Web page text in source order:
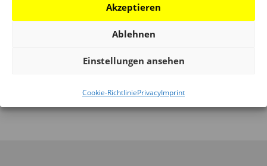
Akzeptieren
Ablehnen
Einstellungen ansehen
Cookie-RichtliniePrivacyImprint
CITY IS SPORTS
PREISVERLEIHUNG UND
AUSSTELLUNGSERÖFFNUNG:
MAX 40 – BDA
ARCHITEKTURPREIS FÜR JUNGE